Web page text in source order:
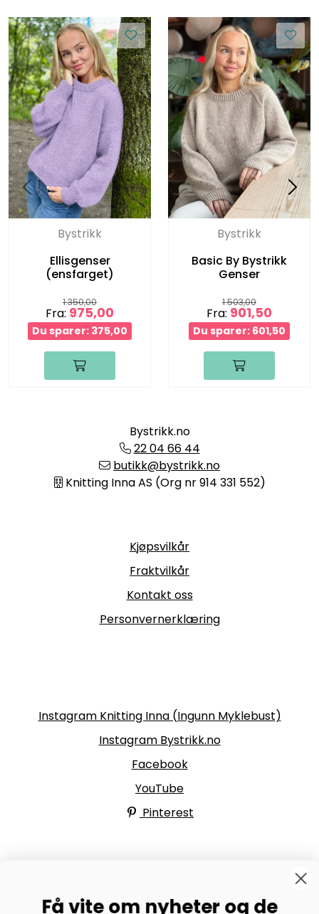
Bystrikk
Ellisgenser
(ensfarget)
1.350,00
Fra: 975,00
Du sparer: 375,00
Bystrikk
Basic By Bystrikk
Genser
1.503,00
Fra: 901,50
Du sparer: 601,50
Bystrikk.no
22 04 66 44
butikk@bystrikk.no
Knitting Inna AS (Org nr 914 331 552)
Kjøpsvilkår
Fraktvilkår
Kontakt oss
Personvernerklæring
Instagram Knitting Inna (Ingunn Myklebust)
Instagram Bystrikk.no
Facebook
YouTube
Pinterest
Bli medlem av Bystrikk-forumet vårt på Facebook og
Få vite om nyheter og de